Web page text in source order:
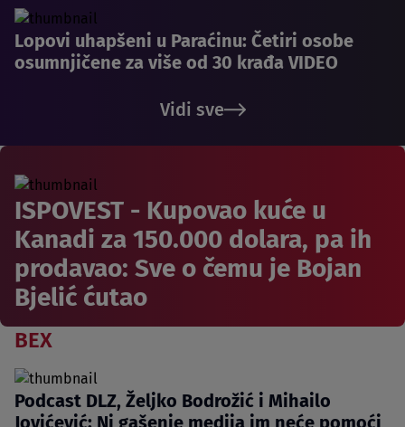
Lopovi uhapšeni u Paraćinu: Četiri osobe
osumnjičene za više od 30 krađa VIDEO
Vidi sve
ISPOVEST - Kupovao kuće u
Kanadi za 150.000 dolara, pa ih
prodavao: Sve o čemu je Bojan
Bjelić ćutao
BEX
Podcast DLZ, Željko Bodrožić i Mihailo